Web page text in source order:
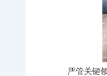
严管关键